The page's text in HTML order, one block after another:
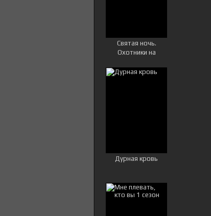
Святая ночь.
Охотники на
Дурная кровь